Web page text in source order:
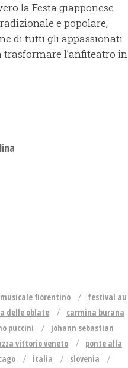
la Festa giapponese
e popolare,
di tutti gli appassionati
trasformare l’anfiteatro in
fiorentino
festival au
delle oblate
carmina burana
puccini
johann sebastian
vittorio veneto
ponte alla
italia
slovenia